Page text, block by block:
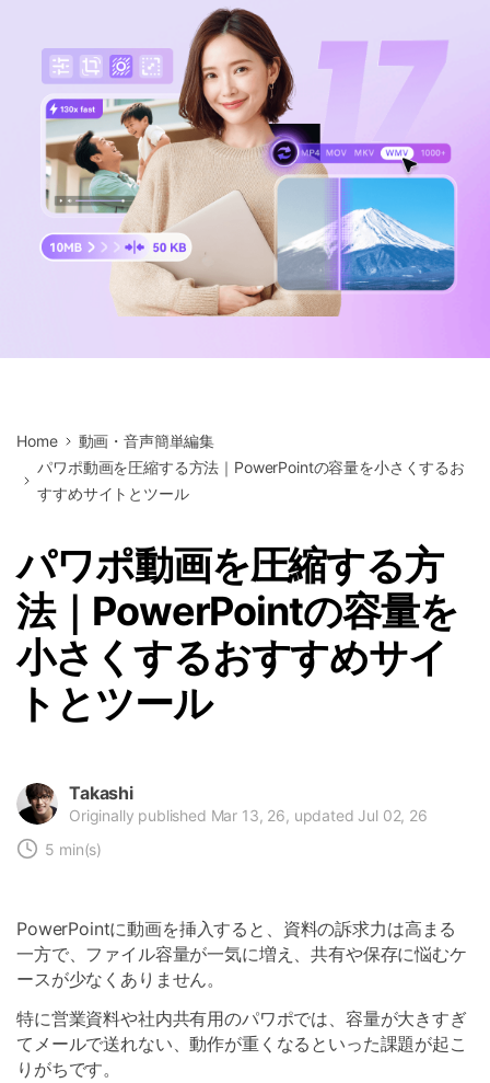
バージョン履歴
search
Home
動画・音声簡単編集
パワポ動画を圧縮する方法｜PowerPointの容量を小さくするお
すすめサイトとツール
パワポ動画を圧縮する方
法｜PowerPointの容量を
小さくするおすすめサイ
トとツール
Takashi
Originally published Mar 13, 26, updated Jul 02, 26
5 min(s)
PowerPointに動画を挿入すると、資料の訴求力は高まる
一方で、ファイル容量が一気に増え、共有や保存に悩むケ
ースが少なくありません。
特に営業資料や社内共有用のパワポでは、容量が大きすぎ
てメールで送れない、動作が重くなるといった課題が起こ
りがちです。